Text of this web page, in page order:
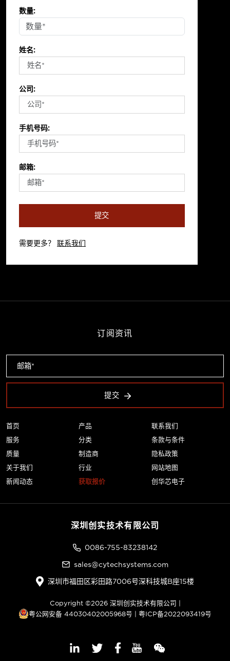
数量:
姓名:
公司:
手机号码:
邮箱:
提交
需要更多？ 联系我们
首页
服务
质量
关于我们
新闻动态
产品
分类
制造商
行业
获取报价
联系我们
条款与条件
隐私政策
网站地图
创华芯电子
订阅资讯
提交
深圳创实技术有限公司
0086-755-83238142
sales@cytechsystems.com
深圳市福田区彩田路7006号深科技城B座15楼
Copyright ©2026 深圳创实技术有限公司 |
粤公网安备 44030402005968号 | 粤ICP备2022093419号